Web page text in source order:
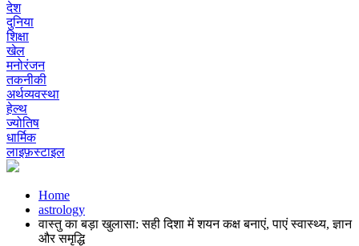
देश
दुनिया
शिक्षा
खेल
मनोरंजन
तकनीकी
अर्थव्यवस्था
हेल्थ
ज्योतिष
धार्मिक
लाइफ़स्टाइल
Home
astrology
वास्तु का बड़ा खुलासा: सही दिशा में शयन कक्ष बनाएं, पाएं स्वास्थ्य, ज्ञान
और समृद्धि